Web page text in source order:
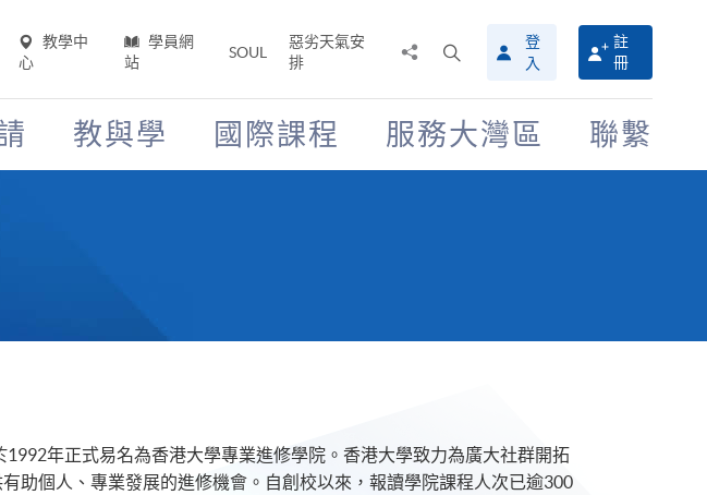
教學中
心
學員網
站
SOUL
惡劣天氣安
排
搜
尋
介
面
登
入
註
冊
教與學 國際課程 服務大灣區 聯繫
年正式易名為香港大學專業進修學院。香港大學致力為廣大社群開拓
助個人、專業發展的進修機會。自創校以來，報讀學院課程人次已逾300